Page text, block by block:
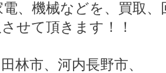
、機械などを、買取
せて頂きます！！
林市、河内長野市、